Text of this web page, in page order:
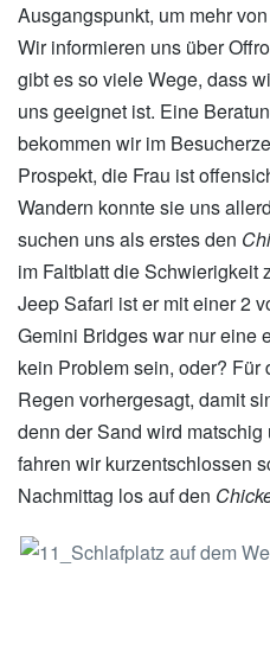
Ausgangspunkt, um mehr
Wir informieren uns über
gibt es so viele Wege, dass
uns geeignet ist. Eine
bekommen wir im
Prospekt, die Frau ist
Wandern konnte sie uns
suchen uns als erstes den
im Faltblatt die Schwierigkeit
Jeep Safari ist er mit einer 2
Gemini Bridges war nur eine
kein Problem sein, oder?
Regen vorhergesagt, damit
denn der Sand wird
fahren wir kurzentschlossen
Nachmittag los auf den